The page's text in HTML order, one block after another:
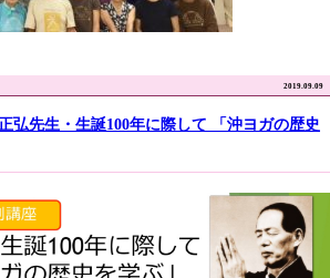
2019.09.09
弘先生・生誕100年に際して 「沖ヨガの歴史